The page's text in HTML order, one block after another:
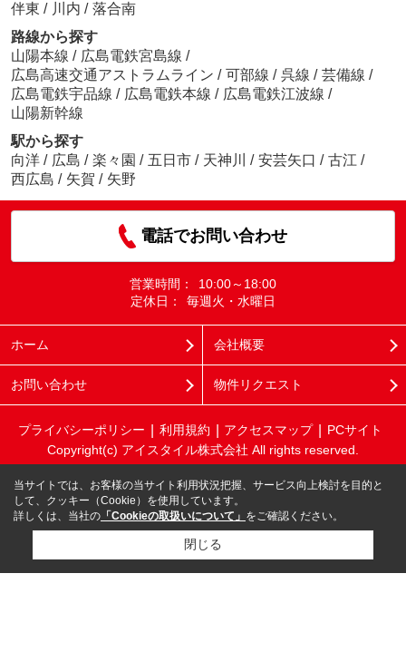
伴東 / 川内 / 落合南
路線から探す
山陽本線 / 広島電鉄宮島線 /
広島高速交通アストラムライン / 可部線 / 呉線 / 芸備線 /
広島電鉄宇品線 / 広島電鉄本線 / 広島電鉄江波線 /
山陽新幹線
駅から探す
向洋 / 広島 / 楽々園 / 五日市 / 天神川 / 安芸矢口 / 古江 /
西広島 / 矢賀 / 矢野
電話でお問い合わせ
営業時間：
10:00～18:00
定休日：
毎週火・水曜日
ホーム 会社概要
お問い合わせ 物件リクエスト
プライバシーポリシー 利用規約 アクセスマップ
PCサイト
Copyright(c) アイスタイル株式会社 All rights reserved.
当サイトでは、お客様の当サイト利用状況把握、サービス向上検討を目的と
して、クッキー（Cookie）を使用しています。
詳しくは、当社の 「Cookieの取扱いについて」 をご確認ください。
閉じる